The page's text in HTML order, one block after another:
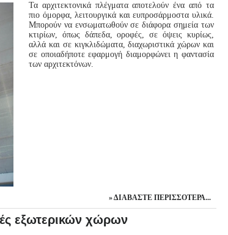
Τα αρχιτεκτονικά πλέγματα αποτελούν ένα από τα
πιο όμορφα, λειτουργικά και ευπροσάρμοστα υλικά.
Μπορούν να ενσωματωθούν σε διάφορα σημεία των
κτιρίων, όπως δάπεδα, οροφές, σε όψεις κυρίως,
αλλά και σε κιγκλιδώματα, διαχωριστικά χώρων και
σε οποιαδήποτε εφαρμογή διαμορφώνει η φαντασία
των αρχιτεκτόνων.
ΔΙΑΒΆΣΤΕ ΠΕΡΙΣΣΌΤΕΡΑ...
εξωτερικών χώρων